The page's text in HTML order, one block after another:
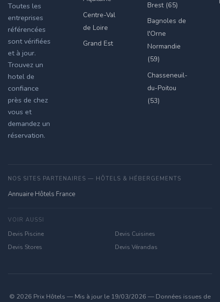
Toutes les
entreprises
référencées
sont vérifiées
et à jour.
Trouvez un
hotel de
confiance
près de chez
vous et
demandez un
réservation.
Centre-Val
de Loire
Grand Est
Brest (65)
Bagnoles de
l'Orne
Normandie
(59)
Chasseneuil-
du-Poitou
(53)
NOS SITES PARTENAIRES — HÔTELS & HÉBERGEMENTS
Annuaire Hôtels France
VOIR AUSSI
Devis Piscine
Devis Cuisines
Devis Stores
Devis Vérandas
© 2026 Prix Hôtels — Mis à jour le 19/03/2026 — Données issues de